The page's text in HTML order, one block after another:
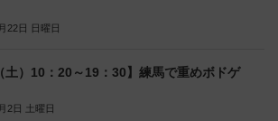
22日 日曜日
土）10：20～19：30】練馬で重めボドゲ
2日 土曜日